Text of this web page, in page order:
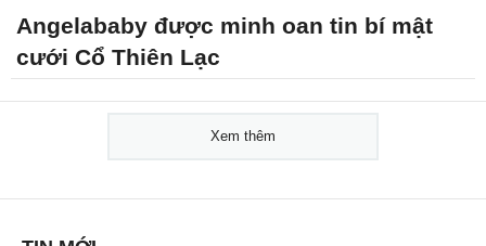
Angelababy được minh oan tin bí mật
cưới Cổ Thiên Lạc
Xem thêm